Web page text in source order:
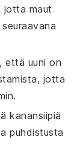
jotta maut
että uuni on
jotta
kanansiipiä
puhdistusta